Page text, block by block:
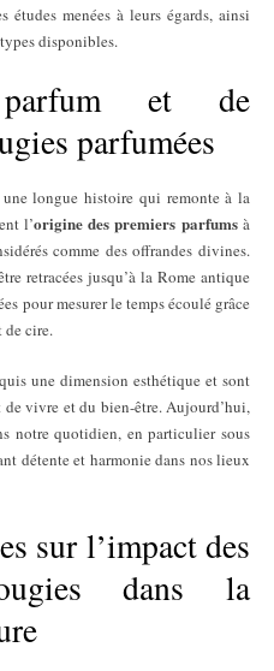
études menées à leurs égards, ainsi
disponibles.
et de
parfumées
longue histoire qui remonte à la
l’origine des premiers parfumsà
comme des offrandes divines.
retracées jusqu’à la Rome antique
pour mesurer le temps écoulé grâce
de cire.
une dimension esthétique et sont
de vivre et du bien-être. Aujourd’hui,
notre quotidien, en particulier sous
détente et harmonie dans nos lieux
sur l’impact des
dans la